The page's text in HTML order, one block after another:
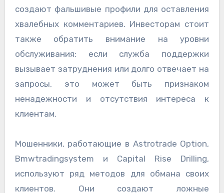
создают фальшивые профили для оставления
хвалебных комментариев. Инвесторам стоит
также обратить внимание на уровни
обслуживания: если служба поддержки
вызывает затруднения или долго отвечает на
запросы, это может быть признаком
ненадежности и отсутствия интереса к
клиентам.
Мошенники, работающие в Astrotrade Option,
Bmwtradingsystem и Capital Rise Drilling,
используют ряд методов для обмана своих
клиентов. Они создают ложные